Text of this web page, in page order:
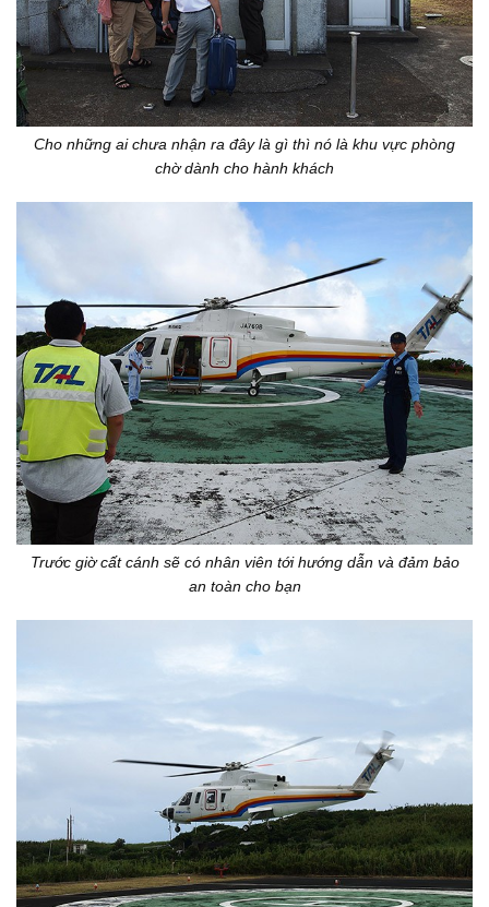
Cho những ai chưa nhận ra đây là gì thì nó là khu vực phòng
chờ dành cho hành khách
Trước giờ cất cánh sẽ có nhân viên tới hướng dẫn và đảm bảo
an toàn cho bạn